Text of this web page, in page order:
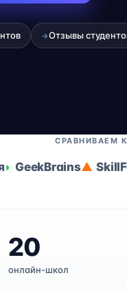
→Отзывы
СРАВНИВАЕМ
GeekBrains
20
онлайн-школ